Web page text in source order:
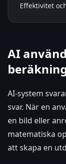
Effektivitet
AI
AI-system
svar. När en
en bild eller
matematiska
att skapa en